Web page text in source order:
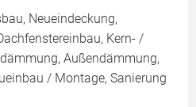
Neueindeckung,
Kern- /
Außendämmung,
/ Montage, Sanierung